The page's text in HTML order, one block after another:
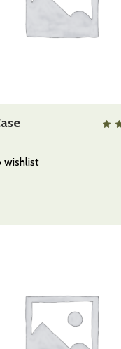
QUICK VIEW
wishlist